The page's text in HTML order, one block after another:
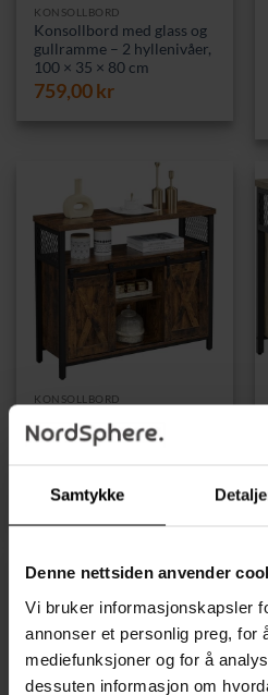
Samtykke
Denne nettsiden anvender
Vi bruker informasjonskapsler
annonser et personlig preg, for
mediefunksjoner og for å
dessuten informasjon om
KONSOLLBORD
Konsollbord med glass og
gullramme – 2 hyllenivåer,
100 × 35 × 80 cm
759,00kr
KONSOLLBORD
med skyvedører og smart
1889,00kr